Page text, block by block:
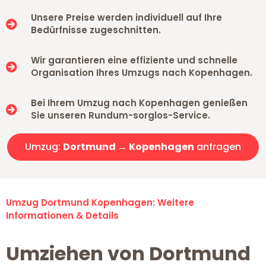
Unsere Preise werden individuell auf Ihre
Bedürfnisse zugeschnitten.
Wir garantieren eine effiziente und schnelle
Organisation Ihres Umzugs nach Kopenhagen.
Bei Ihrem Umzug nach Kopenhagen genießen
Sie unseren Rundum-sorglos-Service.
Umzug: Dortmund → Kopenhagen anfragen
Umzug Dortmund Kopenhagen: Weitere
Informationen & Details
Umziehen von Dortmund